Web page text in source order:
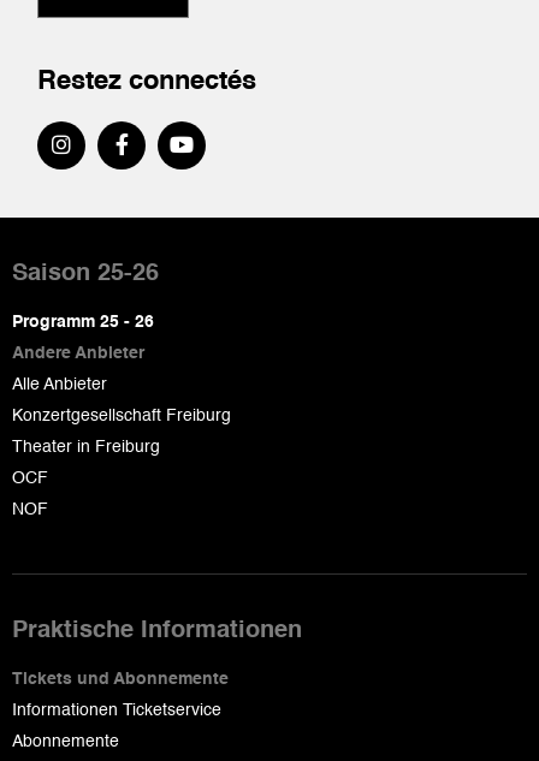
Restez connectés
de
page
Saison 25-26
Programm 25 - 26
Andere Anbieter
Alle Anbieter
Konzertgesellschaft Freiburg
Theater in Freiburg
OCF
NOF
Praktische Informationen
Tickets und Abonnemente
Informationen Ticketservice
Abonnemente